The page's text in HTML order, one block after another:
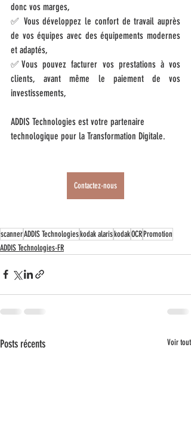
donc vos marges,
✅ Vous développez le confort de travail auprès
de vos équipes avec des équipements modernes
et adaptés,
✅Vous pouvez facturer vos prestations à vos
clients, avant même le paiement de vos
investissements,
ADDIS Technologies est votre partenaire
technologique pour la Transformation Digitale.
Contactez-nous
scannerADDIS Technologieskodak alariskodakOCRPromotion
ADDIS Technologies-FR
Posts récents Voir tout